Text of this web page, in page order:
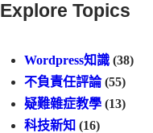
Explore Topics
Wordpress知識 (38)
不負責任評論(55)
疑難雜症教學 (13)
科技新知 (16)